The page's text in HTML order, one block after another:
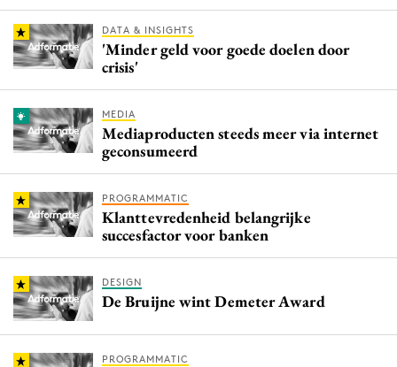
DATA & INSIGHTS
'Minder geld voor goede doelen door
crisis'
MEDIA
Mediaproducten steeds meer via internet
geconsumeerd
PROGRAMMATIC
Klanttevredenheid belangrijke
succesfactor voor banken
DESIGN
De Bruijne wint Demeter Award
PROGRAMMATIC